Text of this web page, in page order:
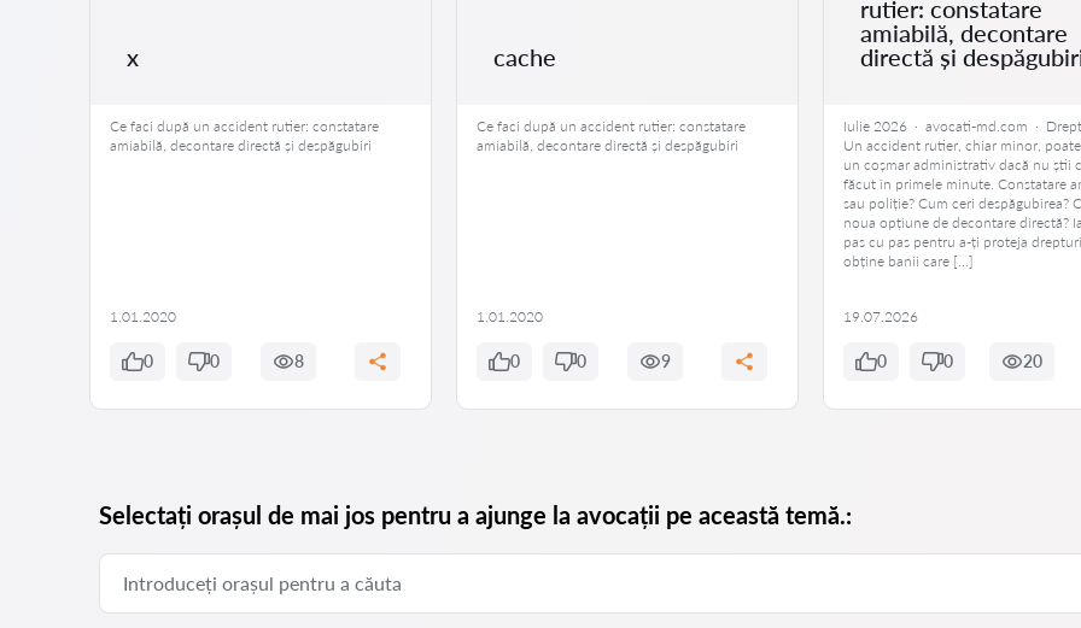
x
Ce faci după un accident rutier: constatare
amiabilă, decontare directă și despăgubiri
1.01.2020
0 0 8
cache
Ce faci după un accident rutier: constatare
amiabilă, decontare directă și despăgubiri
1.01.2020
0 0 9
rutier: constatare
amiabilă, decontare
directă și
Iulie 2026 · avocati-md.com ·
Un accident rutier, chiar minor,
un coșmar administrativ dacă nu știi
făcut în primele minute. Constatare
sau poliție? Cum ceri despăgubirea?
noua opțiune de decontare directă?
pas cu pas pentru a-ți proteja
obține banii care […]
19.07.2026
0 0 20
Selectați orașul de mai jos pentru a ajunge la avocații pe această temă.: